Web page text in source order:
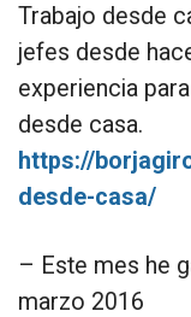
Trabajo desde
jefes desde
experiencia
desde casa.
https://
desde-casa/
– Este mes he
marzo 2016